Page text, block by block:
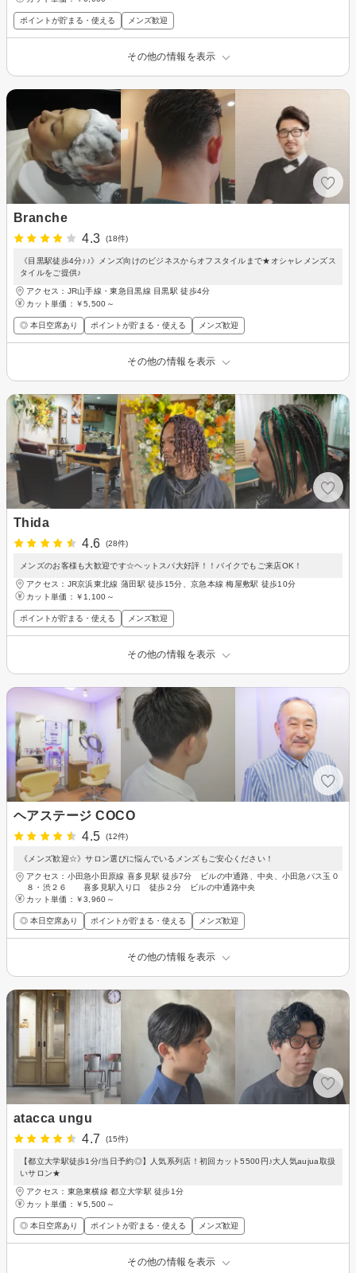
ポイントが貯まる・使える メンズ歓迎
その他の情報を表示
Branche
4.3
(18件)
《目黒駅徒歩4分♪♪》メンズ向けのビジネスからオフスタイルまで★オシャレメンズス
タイルをご提供♪
アクセス：JR山手線・東急目黒線 目黒駅 徒歩4分
カット単価： ￥5,500～
◎ 本日空席あり ポイントが貯まる・使える メンズ歓迎
その他の情報を表示
Thida
4.6
(28件)
メンズのお客様も大歓迎です☆ヘットスパ大好評！！バイクでもご来店OK！
アクセス：JR京浜東北線 蒲田駅 徒歩15分、京急本線 梅屋敷駅 徒歩10分
カット単価： ￥1,100～
ポイントが貯まる・使える メンズ歓迎
その他の情報を表示
ヘアステージ COCO
4.5
(12件)
《メンズ歓迎☆》サロン選びに悩んでいるメンズもご安心ください！
アクセス：小田急小田原線 喜多見駅 徒歩7分 ビルの中通路、中央、小田急バス玉０
８・渋２６ 喜多見駅入り口 徒歩２分 ビルの中通路中央
カット単価： ￥3,960～
◎ 本日空席あり ポイントが貯まる・使える メンズ歓迎
その他の情報を表示
atacca ungu
4.7
(15件)
【都立大学駅徒歩1分/当日予約◎】人気系列店！初回カット5500円♪大人気aujua取扱
いサロン★
アクセス：東急東横線 都立大学駅 徒歩1分
カット単価： ￥5,500～
◎ 本日空席あり ポイントが貯まる・使える メンズ歓迎
その他の情報を表示